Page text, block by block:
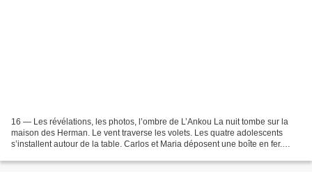
16 — Les révélations, les photos, l’ombre de L’Ankou La nuit tombe sur la
maison des Herman. Le vent traverse les volets. Les quatre adolescents
s’installent autour de la table. Carlos et Maria déposent une boîte en fer.